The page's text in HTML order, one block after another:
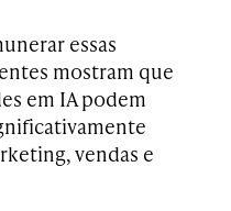
essas
mostram que
em IA podem
vendas e